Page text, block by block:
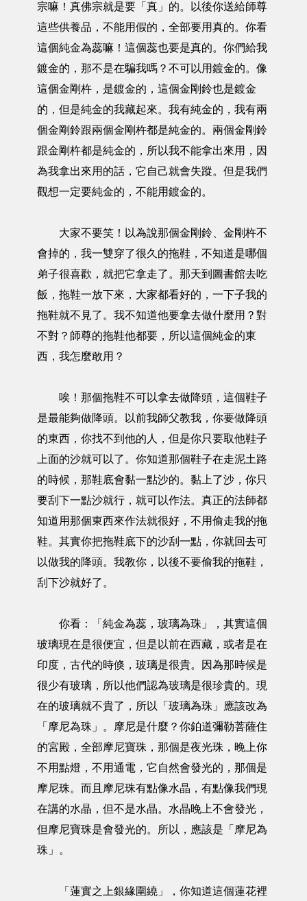
宗嘛！真佛宗就是要「真」的。以後你送給師尊
這些供養品，不能用假的，全部要用真的。你看
這個純金為蕊嘛！這個蕊也要是真的。你們給我
鍍金的，那不是在騙我嗎？不可以用鍍金的。像
這個金剛杵，是鍍金的，這個金剛鈴也是鍍金
的，但是純金的我藏起來。我有純金的，我有兩
個金剛鈴跟兩個金剛杵都是純金的。兩個金剛鈴
跟金剛杵都是純金的，所以我不能拿出來用，因
為我拿出來用的話，它自己就會失蹤。但是我們
觀想一定要純金的，不能用鍍金的。
大家不要笑！以為說那個金剛鈴、金剛杵不
會掉的，我一雙穿了很久的拖鞋，不知道是哪個
弟子很喜歡，就把它拿走了。那天到圖書館去吃
飯，拖鞋一放下來，大家都看好的，一下子我的
拖鞋就不見了。我不知道他要拿去做什麼用？對
不對？師尊的拖鞋他都要，所以這個純金的東
西，我怎麼敢用？
唉！那個拖鞋不可以拿去做降頭，這個鞋子
是最能夠做降頭。以前我師父教我，你要做降頭
的東西，你找不到他的人，但是你只要取他鞋子
上面的沙就可以了。你知道那個鞋子在走泥土路
的時候，那鞋底會黏一點沙的。黏上了沙，你只
要刮下一點沙就行，就可以作法。真正的法師都
知道用那個東西來作法就很好，不用偷走我的拖
鞋。其實你把拖鞋底下的沙刮一點，你就回去可
以做我的降頭。我教你，以後不要偷我的拖鞋，
刮下沙就好了。
你看：「純金為蕊，玻璃為珠」，其實這個
玻璃現在是很便宜，但是以前在西藏，或者是在
印度，古代的時倏，玻璃是很貴。因為那時候是
很少有玻璃，所以他們認為玻璃是很珍貴的。現
在的玻璃就不貴了，所以「玻璃為珠」應該改為
「摩尼為珠」。摩尼是什麼？你鉑道彌勒菩薩住
的宮殿，全部摩尼寶珠，那個是夜光珠，晚上你
不用點燈，不用通電，它自然會發光的，那個是
摩尼珠。而且摩尼珠有點像水晶，有點像我們現
在講的水晶，但不是水晶。水晶晚上不會發光，
但摩尼寶珠是會發光的。所以，應該是「摩尼為
珠」。
「蓮實之上銀緣圍繞」，你知道這個蓮花裡